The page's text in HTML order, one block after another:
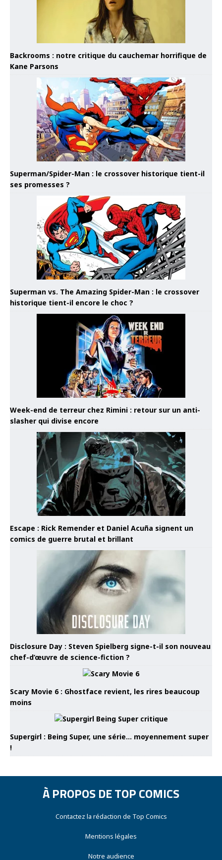
Backrooms : notre critique du cauchemar horrifique de
Kane Parsons
Superman/Spider-Man : le crossover historique tient-il
ses promesses ?
Superman vs. The Amazing Spider-Man : le crossover
historique tient-il encore le choc ?
Week-end de terreur chez Rimini : retour sur un anti-
slasher qui divise encore
Escape : Rick Remender et Daniel Acuña signent un
comics de guerre brutal et brillant
Disclosure Day : Steven Spielberg signe-t-il son nouveau
chef-d’œuvre de science-fiction ?
Scary Movie 6 : Ghostface revient, les rires beaucoup
moins
Supergirl : Being Super, une série… moyennement super
!
À PROPOS DE TOP COMICS
Contactez la rédaction de Top Comics
Mentions légales
Notre audience